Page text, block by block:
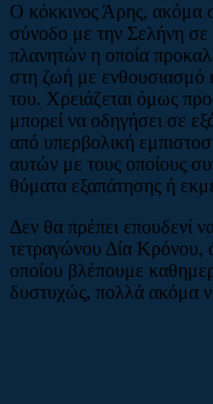
Ο κόκκινος Άρης, ακόμα
σύνοδο με την Σελήνη σε
πλανητών η οποία
στη ζωή με ενθουσιασμό
του. Χρειάζεται όμως
μπορεί να οδηγήσει σε
από υπερβολική
αυτών με τους οποίους
θύματα εξαπάτησης ή
Δεν θα πρέπει επουδενί
τετραγώνου Δία Κρόνου,
οποίου βλέπουμε
δυστυχώς, πολλά ακόμα